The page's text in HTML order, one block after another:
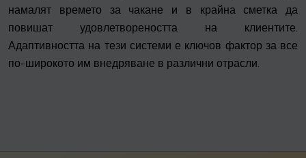
намалят времето за чакане и в крайна сметка да
повишат удовлетвореността на клиентите.
Адаптивността на тези системи е ключов фактор за все
по-широкото им внедряване в различни отрасли.